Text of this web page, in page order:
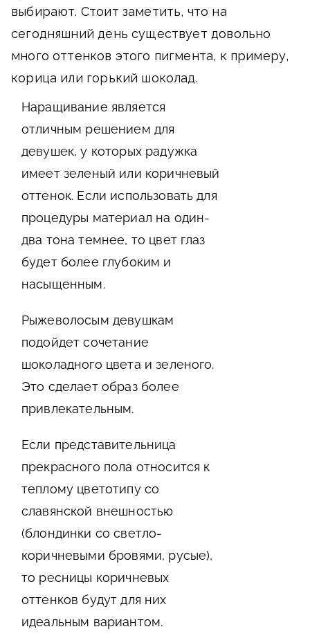
выбирают. Стоит заметить, что на
сегодняшний день существует довольно
много оттенков этого пигмента, к примеру,
корица или горький шоколад.
Наращивание является
отличным решением для
девушек, у которых радужка
имеет зеленый или коричневый
оттенок. Если использовать для
процедуры материал на один-
два тона темнее, то цвет глаз
будет более глубоким и
насыщенным.
Рыжеволосым девушкам
подойдет сочетание
шоколадного цвета и зеленого.
Это сделает образ более
привлекательным.
Если представительница
прекрасного пола относится к
теплому цветотипу со
славянской внешностью
(блондинки со светло-
коричневыми бровями, русые),
то ресницы коричневых
оттенков будут для них
идеальным вариантом.